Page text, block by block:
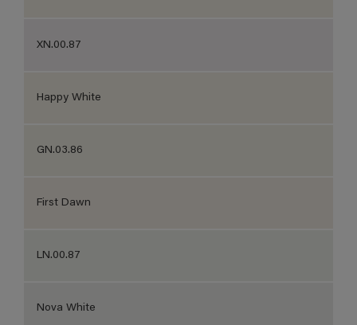
XN.00.87
Happy White
GN.03.86
First Dawn
LN.00.87
Nova White